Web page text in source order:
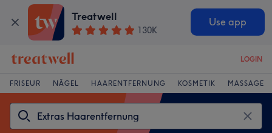
Treatwell
130K
Use app
LOGIN
FRISEUR NÄGEL HAARENTFERNUNG KOSMETIK MASSAGE